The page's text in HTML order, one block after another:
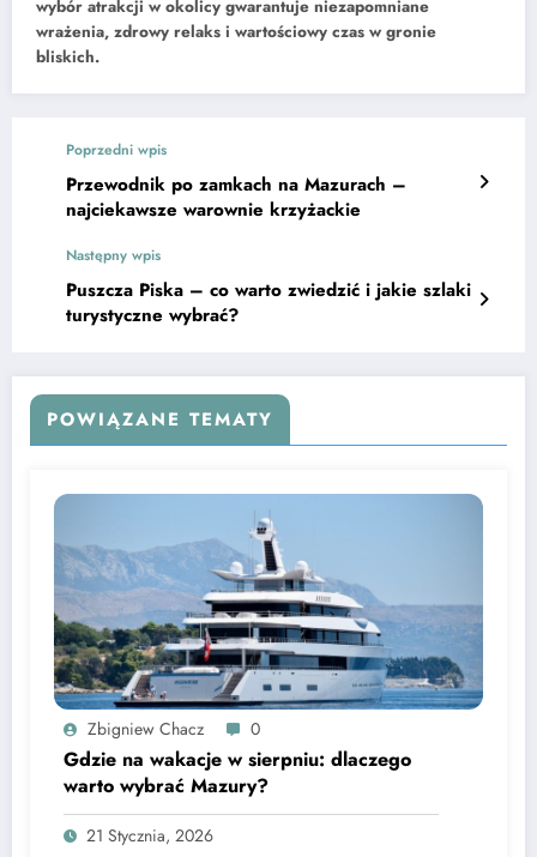
wybór atrakcji w okolicy gwarantuje niezapomniane
wrażenia, zdrowy relaks i wartościowy czas w gronie
bliskich.
Poprzedni wpis
Przewodnik po zamkach na Mazurach –
najciekawsze warownie krzyżackie
Następny wpis
Puszcza Piska – co warto zwiedzić i jakie szlaki
turystyczne wybrać?
POWIĄZANE TEMATY
Zbigniew Chacz 0
Gdzie na wakacje w sierpniu: dlaczego
warto wybrać Mazury?
21 Stycznia, 2026